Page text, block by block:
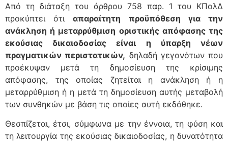
Από τη διάταξη του άρθρου 758 παρ. 1 του ΚΠολΔ
προκύπτει ότιαπαραίτητη προϋπόθεση για την
ανάκληση ή μεταρρύθμιση οριστικής απόφασης της
εκούσιας δικαιοδοσίας είναι η ύπαρξη νέων
πραγματικών περιστατικών, δηλαδή γεγονότων που
προέκυψαν μετά τη δημοσίευση της κρίσιμης
απόφασης, της οποίας ζητείται η ανάκληση ή η
μεταρρύθμιση ή η μετά τη δημοσίευση αυτής μεταβολή
των συνθηκών με βάση τις οποίες αυτή εκδόθηκε.
Θεσπίζεται, έτσι, σύμφωνα με την έννοια, τη φύση και
τη λειτουργία της εκούσιας δικαιοδοσίας, η δυνατότητα